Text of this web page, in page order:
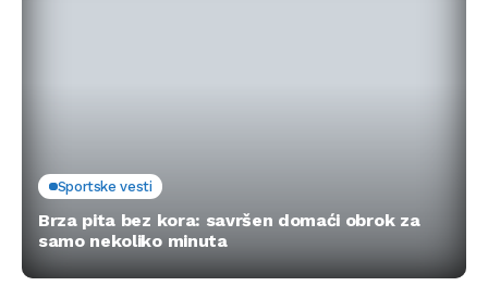
Sportske vesti
Brza pita bez kora: savršen domaći obrok za
samo nekoliko minuta